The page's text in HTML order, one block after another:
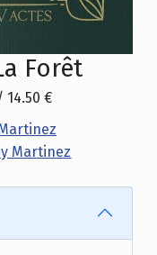
Forêt
14.50 €
Martinez